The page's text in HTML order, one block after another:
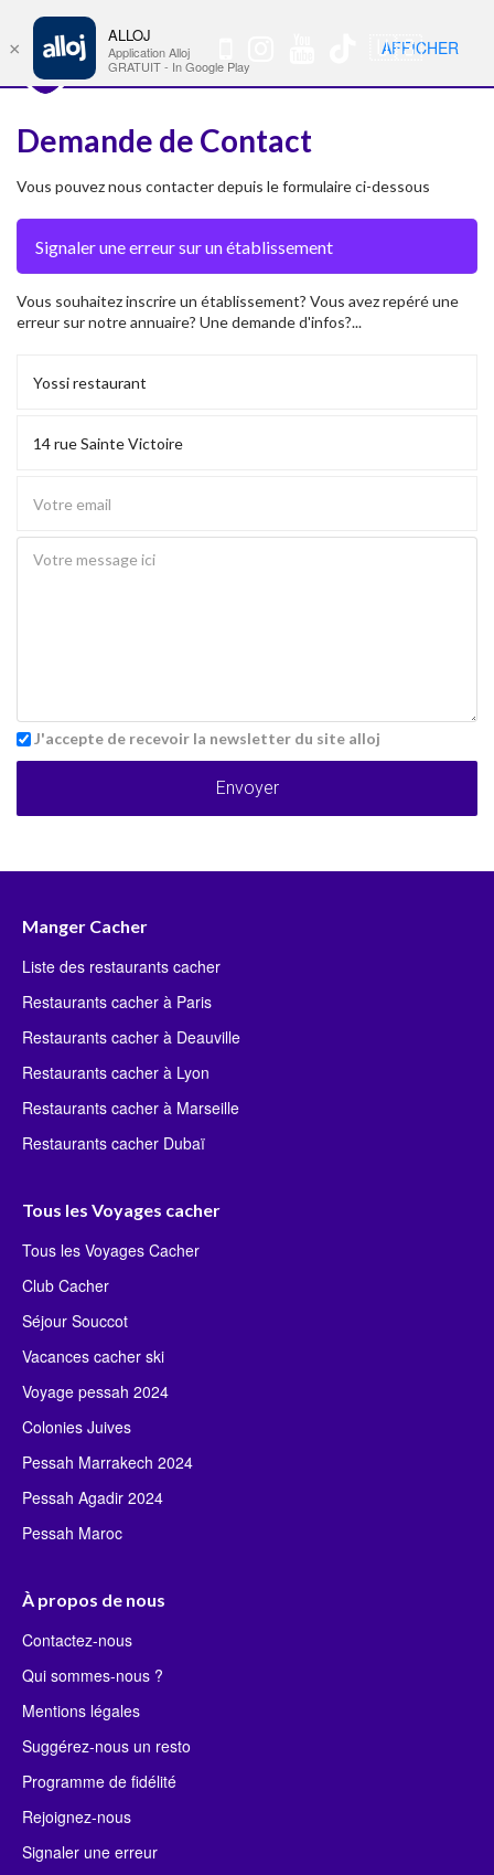
🇺🇸 Nav
Demande de Contact
Vous pouvez nous contacter depuis le formulaire ci-dessous
Vous souhaitez inscrire un établissement? Vous avez repéré une
erreur sur notre annuaire? Une demande d'infos?...
J'accepte de recevoir la newsletter du site alloj
Envoyer
Manger Cacher
Liste des restaurants cacher
Restaurants cacher à Paris
Restaurants cacher à Deauville
Restaurants cacher à Lyon
Restaurants cacher à Marseille
Restaurants cacher Dubaï
Tous les Voyages cacher
Tous les Voyages Cacher
Club Cacher
Séjour Souccot
Vacances cacher ski
Voyage pessah 2024
Colonies Juives
Pessah Marrakech 2024
Pessah Agadir 2024
Pessah Maroc
À propos de nous
Contactez-nous
Qui sommes-nous ?
Mentions légales
Suggérez-nous un resto
Programme de fidélité
Rejoignez-nous
Signaler une erreur
×
ALLOJ
Application Alloj
GRATUIT - In Google Play
AFFICHER